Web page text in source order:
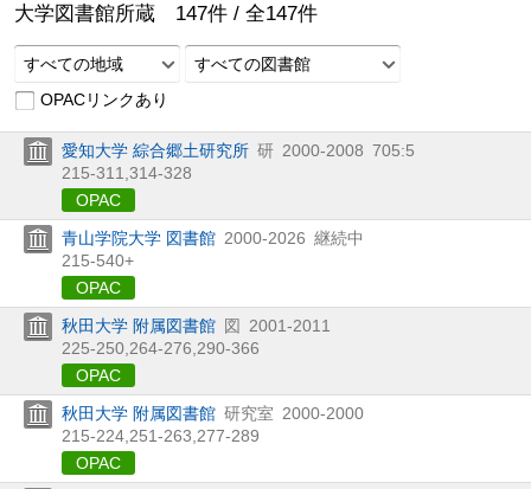
大学図書館所蔵 147件 / 全147件
すべての地域
すべての図書館
OPACリンクあり
愛知大学 綜合郷土研究所 研 2000-2008 705:5
215-311, 314-328
OPAC
青山学院大学 図書館 2000-2026 継続中
215-540+
OPAC
秋田大学 附属図書館 図 2001-2011
225-250, 264-276, 290-366
OPAC
秋田大学 附属図書館 研究室 2000-2000
215-224, 251-263, 277-289
OPAC